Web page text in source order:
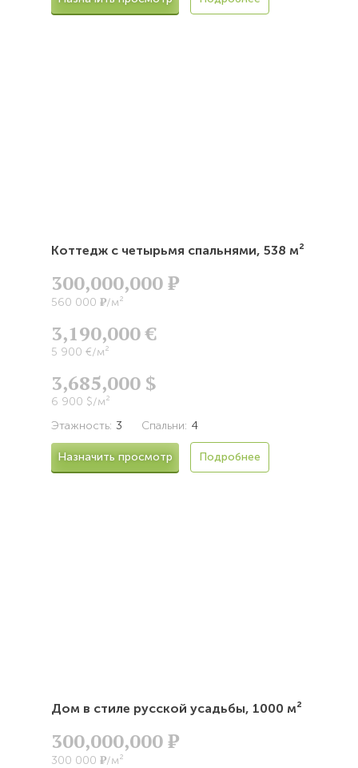
Коттедж с четырьмя спальнями, 538 м²
300,000,000Р
560 000 Р/м²
3,190,000 €
5 900 €/м²
3,685,000 $
6 900 $/м²
Этажность: 3 Спальни: 4
Назначить просмотр Подробнее
Дом в стиле русской усадьбы, 1000 м²
300,000,000Р
300 000 Р/м²